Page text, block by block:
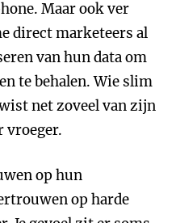
Maar ook ver
direct marketeers al
van hun data om
te behalen. Wie slim
net zoveel van zijn
vroeger.
op hun
op harde